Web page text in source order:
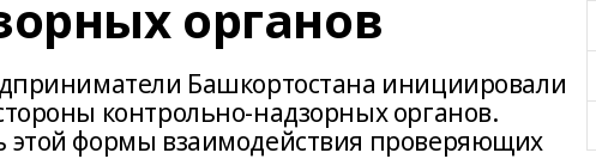
органов
Башкортостана инициировали
контрольно-надзорных органов.
этой формы взаимодействия проверяющих